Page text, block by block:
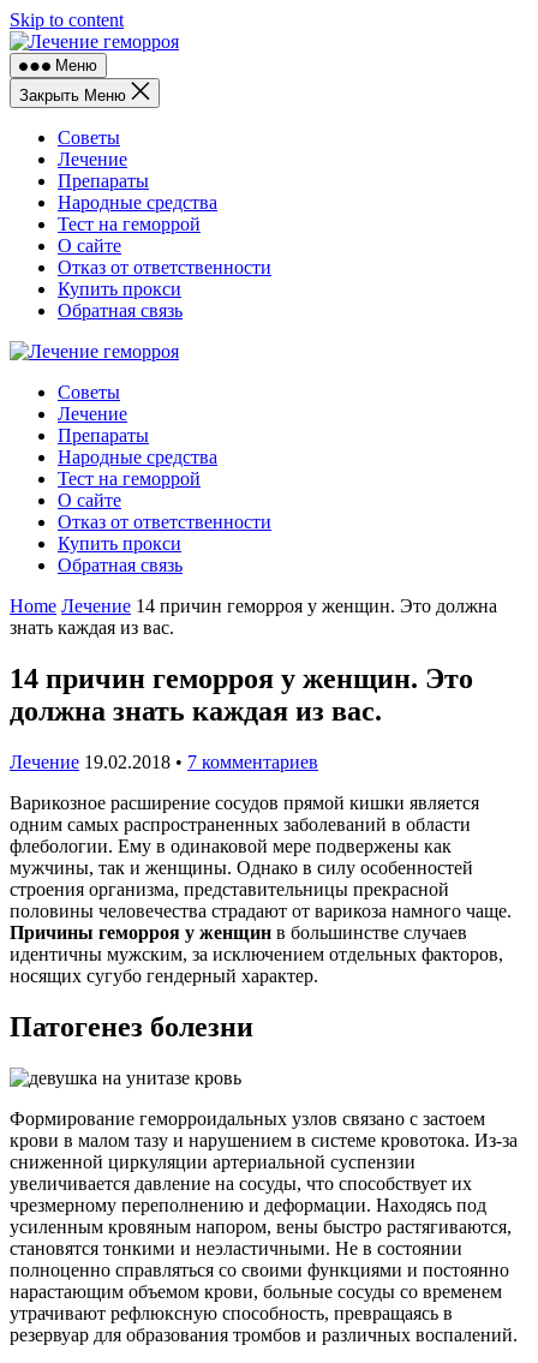
Skip to content
Меню
Закрыть Меню
Советы
Лечение
Препараты
Народные средства
Тест на геморрой
О сайте
Отказ от ответственности
Купить прокси
Обратная связь
Советы
Лечение
Препараты
Народные средства
Тест на геморрой
О сайте
Отказ от ответственности
Купить прокси
Обратная связь
Home Лечение 14 причин геморроя у женщин. Это должна
знать каждая из вас.
14 причин геморроя у женщин. Это
должна знать каждая из вас.
Лечение 19.02.2018 • 7 комментариев
Варикозное расширение сосудов прямой кишки является
одним самых распространенных заболеваний в области
флебологии. Ему в одинаковой мере подвержены как
мужчины, так и женщины. Однако в силу особенностей
строения организма, представительницы прекрасной
половины человечества страдают от варикоза намного чаще.
Причины геморроя у женщин в большинстве случаев
идентичны мужским, за исключением отдельных факторов,
носящих сугубо гендерный характер.
Патогенез болезни
Формирование геморроидальных узлов связано с застоем
крови в малом тазу и нарушением в системе кровотока. Из-за
сниженной циркуляции артериальной суспензии
увеличивается давление на сосуды, что способствует их
чрезмерному переполнению и деформации. Находясь под
усиленным кровяным напором, вены быстро растягиваются,
становятся тонкими и неэластичными. Не в состоянии
полноценно справляться со своими функциями и постоянно
нарастающим объемом крови, больные сосуды со временем
утрачивают рефлюксную способность, превращаясь в
резервуар для образования тромбов и различных воспалений.